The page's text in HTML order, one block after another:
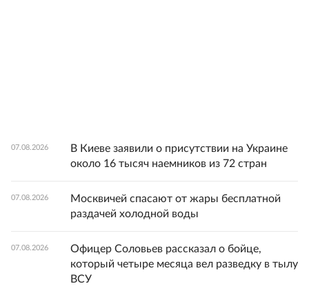
07.08.2026
В Киеве заявили о присутствии на Украине
около 16 тысяч наемников из 72 стран
07.08.2026
Москвичей спасают от жары бесплатной
раздачей холодной воды
07.08.2026
Офицер Соловьев рассказал о бойце,
который четыре месяца вел разведку в тылу
ВСУ